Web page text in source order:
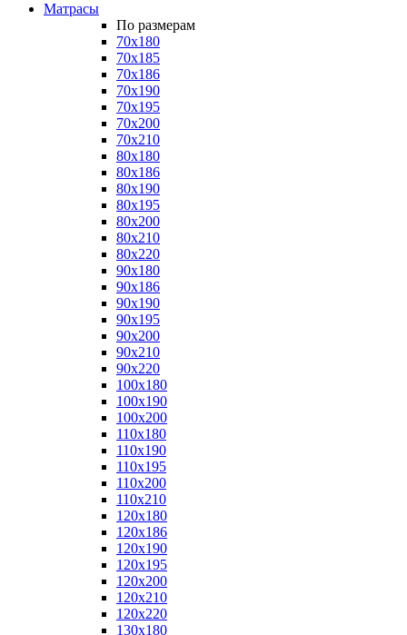
Матрасы
По размерам
70x180
70x185
70x186
70x190
70x195
70x200
70x210
80x180
80x186
80x190
80x195
80x200
80x210
80x220
90x180
90x186
90x190
90x195
90x200
90x210
90x220
100x180
100x190
100x200
110x180
110x190
110x195
110x200
110x210
120x180
120x186
120x190
120x195
120x200
120x210
120x220
130x180